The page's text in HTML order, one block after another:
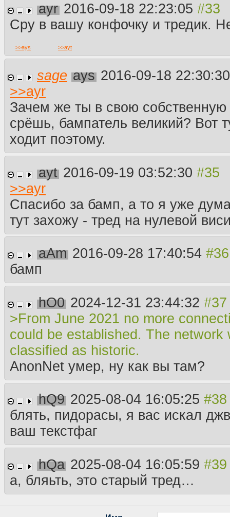
ayr 2016-09-18 22:23:05
Сру в вашу конфочку и тредик.
>>ays >>ayt
sage ays 2016-09-18
>>ayr
Зачем же ты в свою собственную
срёшь, бампатель великий? Вот
ходит поэтому.
ayt 2016-09-19 03:52:30
>>ayr
Спасибо за бамп, а то я уже
тут захожу - тред на нулевой
aAm 2016-09-28 17:40:54
бамп
hO0 2024-12-31 23:44:32
>From June 2021 no more
could be established. The network
classified as historic.
AnonNet умер, ну как вы там?
hQ9 2025-08-04 16:05:25
блять, пидорасы, я вас искал
ваш текстфаг
hQa 2025-08-04 16:05:59
а, бляьть, это старый тред…